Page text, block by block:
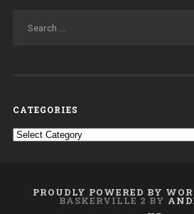
CATEGORIES
Categories
PROUDLY POWERED BY
BASKERVILLE 2 BY